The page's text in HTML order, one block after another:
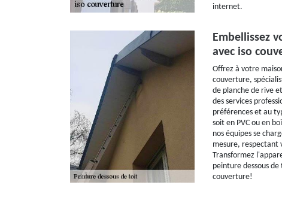
internet.
Embellissez
avec iso
Offrez à votre
couverture,
de planche de rive
des services
préférences et au
soit en PVC ou en
nos équipes se
mesure, respectant
Transformez
peinture dessous
couverture!